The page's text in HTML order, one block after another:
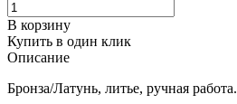
В корзину
Купить в один клик
Описание
Бронза/Латунь, литье, ручная работа.